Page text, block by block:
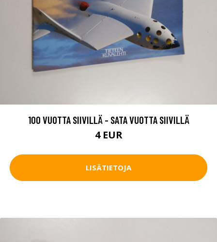
100 VUOTTA SIIVILLÄ - SATA VUOTTA SIIVILLÄ
4 EUR
LISÄTIETOJA